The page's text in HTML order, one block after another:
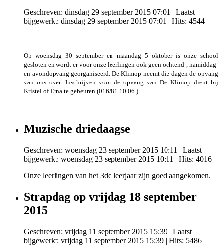
Geschreven: dinsdag 29 september 2015 07:01 | Laatst
bijgewerkt: dinsdag 29 september 2015 07:01 | Hits: 4544
Op woensdag 30 september en maandag 5 oktober is onze school
gesloten en wordt er voor onze leerlingen ook geen ochtend-, namiddag-
en avondopvang georganiseerd. De Klimop neemt die dagen de opvang
van ons over. Inschrijven voor de opvang van De Klimop dient bij
Kristel of Erna te gebeuren (016/81.10.06.).
Muzische driedaagse
Geschreven: woensdag 23 september 2015 10:11 | Laatst
bijgewerkt: woensdag 23 september 2015 10:11 | Hits: 4016
Onze leerlingen van het 3de leerjaar zijn goed aangekomen.
Strapdag op vrijdag 18 september
2015
Geschreven: vrijdag 11 september 2015 15:39 | Laatst
bijgewerkt: vrijdag 11 september 2015 15:39 | Hits: 5486